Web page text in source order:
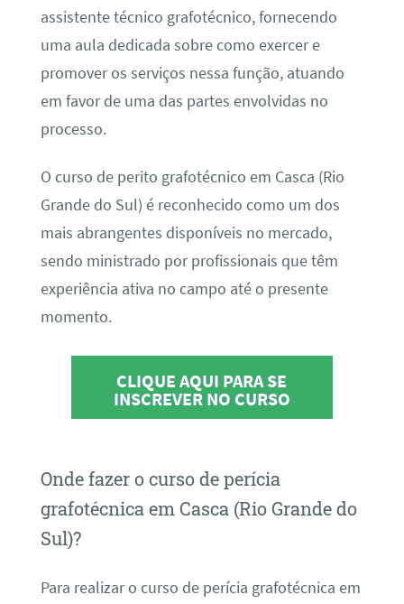
assistente técnico grafotécnico, fornecendo
uma aula dedicada sobre como exercer e
promover os serviços nessa função, atuando
em favor de uma das partes envolvidas no
processo.
O curso de perito grafotécnico em Casca (Rio
Grande do Sul) é reconhecido como um dos
mais abrangentes disponíveis no mercado,
sendo ministrado por profissionais que têm
experiência ativa no campo até o presente
momento.
CLIQUE AQUI PARA SE
INSCREVER NO CURSO
Onde fazer o curso de perícia
grafotécnica em Casca (Rio Grande do
Sul)?
Para realizar o curso de perícia grafotécnica em